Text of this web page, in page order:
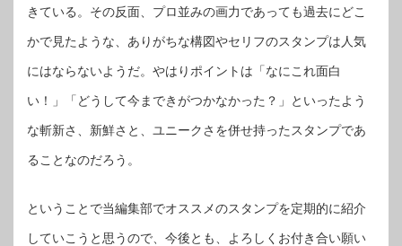
きている。その反面、プロ並みの画力であっても過去にどこ
かで見たような、ありがちな構図やセリフのスタンプは人気
にはならないようだ。やはりポイントは「なにこれ面白
い！」「どうして今まできがつかなかった？」といったよう
な斬新さ、新鮮さと、ユニークさを併せ持ったスタンプであ
ることなのだろう。
ということで当編集部でオススメのスタンプを定期的に紹介
していこうと思うので、今後とも、よろしくお付き合い願い